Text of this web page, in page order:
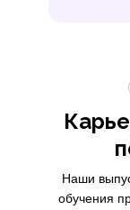
Наши
обучения